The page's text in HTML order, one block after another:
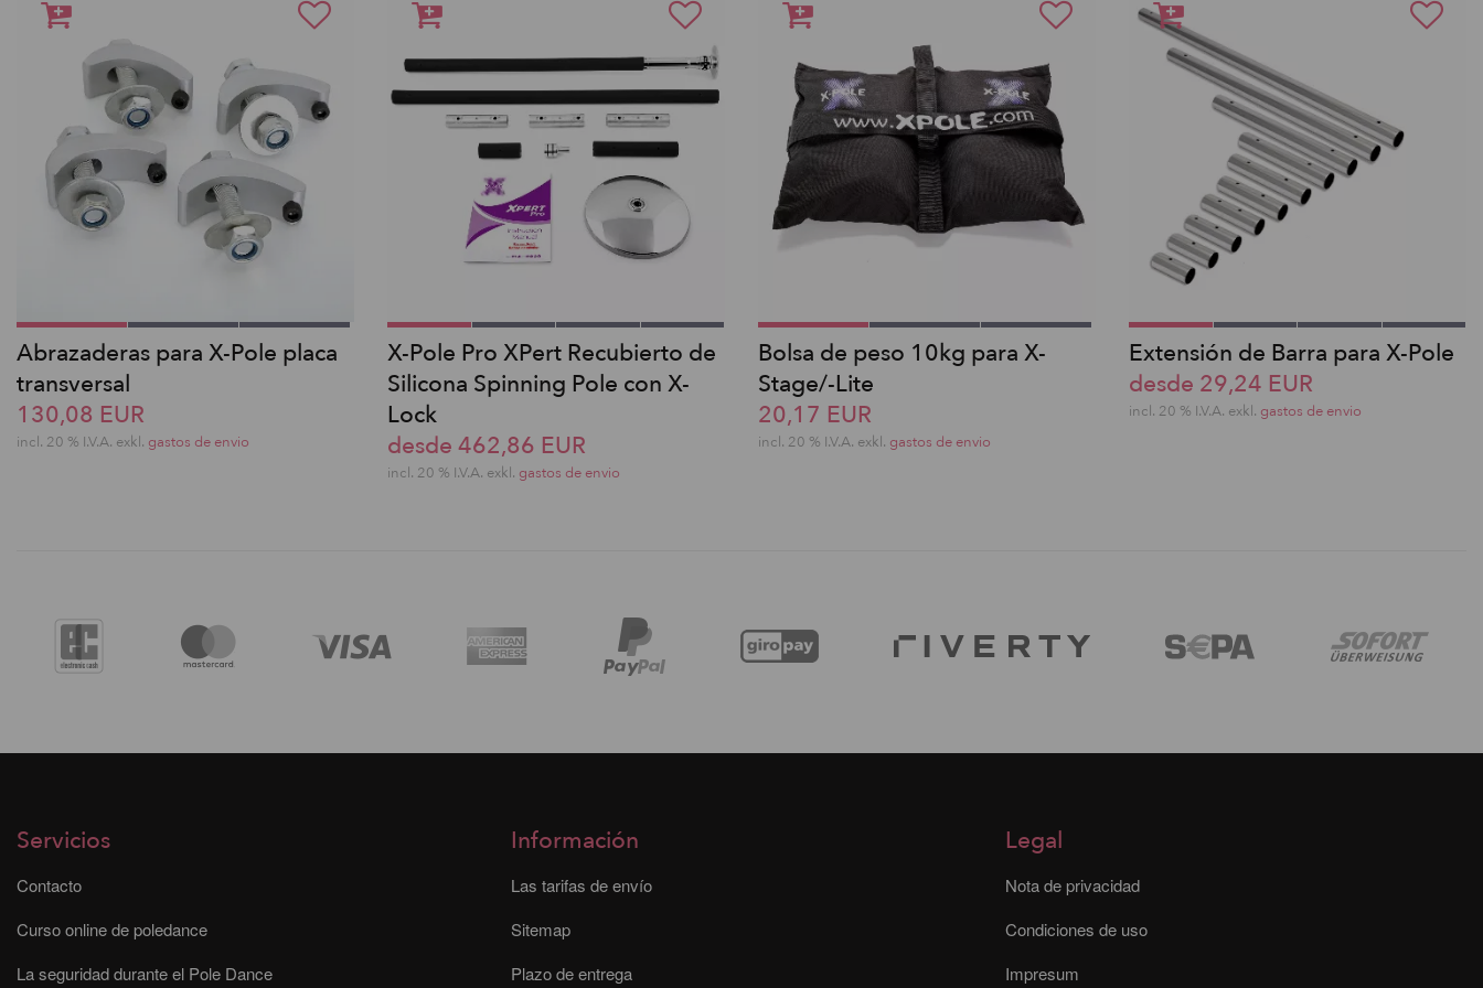
Abrazaderas para X-Pole placa
transversal
130,08 EUR
incl. 20 % I.V.A. exkl. gastos de envio
X-Pole Pro XPert Recubierto de
Silicona Spinning Pole con X-
Lock
desde 462,86 EUR
incl. 20 % I.V.A. exkl. gastos de envio
Bolsa de peso 10kg para X-
Stage/-Lite
20,17 EUR
incl. 20 % I.V.A. exkl. gastos de envio
Extensión de Barra para X-Pole
desde 29,24 EUR
incl. 20 % I.V.A. exkl. gastos de envio
Servicios
Contacto
Curso online de poledance
La seguridad durante el Pole Dance
Información
Las tarifas de envío
Sitemap
Plazo de entrega
Legal
Nota de privacidad
Condiciones de uso
Impresum